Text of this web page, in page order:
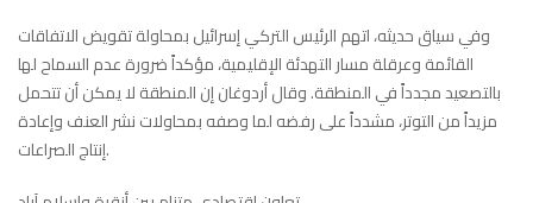
وفي سياق حديثه، اتهم الرئيس التركي إسرائيل بمحاولة تقويض الاتفاقات
القائمة وعرقلة مسار التهدئة الإقليمية، مؤكداً ضرورة عدم السماح لها
بالتصعيد مجدداً في المنطقة. وقال أردوغان إن المنطقة لا يمكن أن تتحمل
مزيداً من التوتر، مشدداً على رفضه لما وصفه بمحاولات نشر العنف وإعادة
إنتاج الصراعات.